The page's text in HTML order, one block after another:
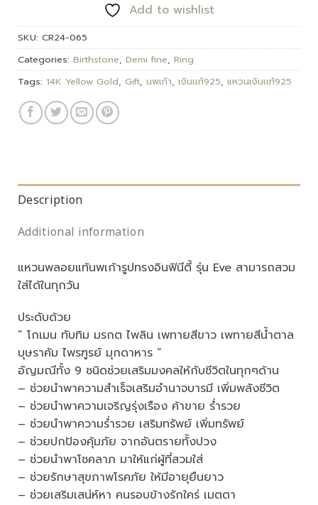
Add to wishlist
SKU: CR24-065
Categories: Birthstone, Demi fine, Ring
Tags: 14K Yellow Gold, Gift, นพเก้า, เงินเเท้925, แหวนเงินเเท้925
Description
Additional information
แหวนพลอยแท้นพเก้ารูปทรงอินฟินีตี้ รุ่น Eve สามารถสวม
ใส่ได้ในทุกวัน
ประดับด้วย
” โกเมน ทับทิม มรกต ไพลิน เพทายสีขาว เพทายสีน้ำตาล
บุษราคัม ไพรฑูรย์ มุกดาหาร ”
อัญมณีทั้ง 9 ชนิดช่วยเสริมมงคลให้กับชีวิตในทุกๆด้าน
– ช่วยนำพาความสำเร็จเสริมอำนาจบารมี เพิ่มพลังชีวิต
– ช่วยนำพาความเจริญรุ่งเรือง ค้าขาย ร่ำรวย
– ช่วยนำพาความร่ำรวย เสริมทรัพย์ เพิ่มทรัพย์
– ช่วยปกป้องคุ้มภัย จากอันตรายทั้งปวง
– ช่วยนำพาโชคลาภ มาให้แก่ผู้ที่สวมใส่
– ช่วยรักษาสุขภาพโรคภัย ให้มีอายุยืนยาว
– ช่วยเสริมเสน่ห์หา คนรอบข้างรักใคร่ เมตตา